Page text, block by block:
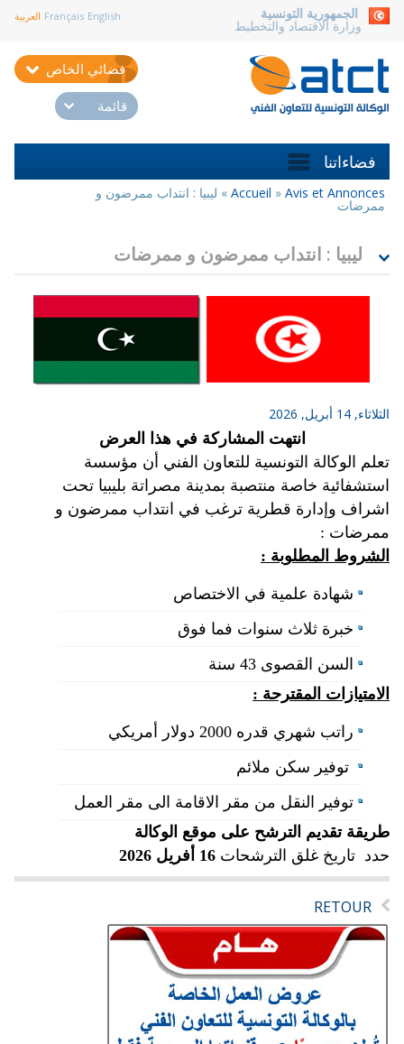
الجمهورية التونسية
وزارة الاقتصاد والتخطيط
Français English العربية
فضائي الخاص
قائمة
فضاءاتنا
أنت
هنا
Accueil » Avis et Annonces
» ليبيا : انتداب ممرضون و
ممرضات
ليبيا : انتداب ممرضون و ممرضات
الثلاثاء, 14 أبريل, 2026
انتهت المشاركة في هذا العرض
تعلم الوكالة التونسية للتعاون الفني أن مؤسسة
استشفائية خاصة منتصبة بمدينة مصراتة بليبيا تحت
اشراف وإدارة قطرية ترغب في انتداب ممرضون و
ممرضات :
الشروط المطلوبة :
شهادة علمية في الاختصاص
خبرة ثلاث سنوات فما فوق
السن القصوى 43 سنة
الامتيازات المقترحة :
راتب شهري قدره 2000 دولار أمريكي
توفير سكن ملائم
توفير النقل من مقر الاقامة الى مقر العمل
طريقة تقديم الترشح على موقع الوكالة
حدد تاريخ غلق الترشحات 16 أفريل 2026
RETOUR